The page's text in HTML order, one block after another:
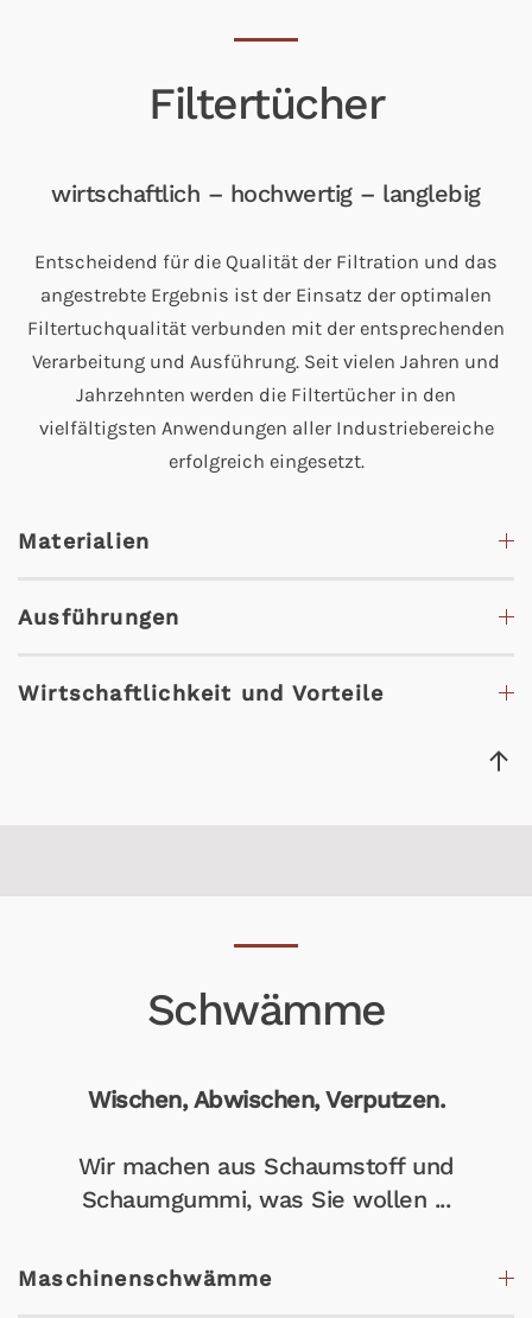
Filtertücher
wirtschaftlich – hochwertig – langlebig
Entscheidend für die Qualität der Filtration und das
angestrebte Ergebnis ist der Einsatz der optimalen
Filtertuchqualität verbunden mit der entsprechenden
Verarbeitung und Ausführung. Seit vielen Jahren und
Jahrzehnten werden die Filtertücher in den
vielfältigsten Anwendungen aller Industriebereiche
erfolgreich eingesetzt.
Materialien
Ausführungen
Wirtschaftlichkeit und Vorteile
Schwämme
Wischen, Abwischen, Verputzen.
Wir machen aus Schaumstoff und
Schaumgummi, was Sie wollen ...
Maschinenschwämme